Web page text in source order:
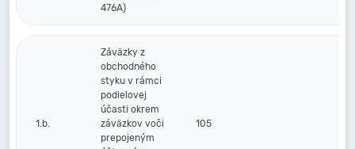
476A)
1.b.
Záväzky z
obchodného
styku v rámci
podielovej
účasti okrem
záväzkov voči
prepojeným
105